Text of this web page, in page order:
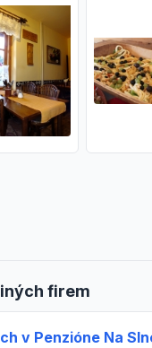
firem
v Penzióne Na